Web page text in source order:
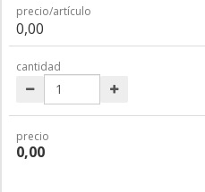
precio/artículo
0,00
cantidad
precio
0,00